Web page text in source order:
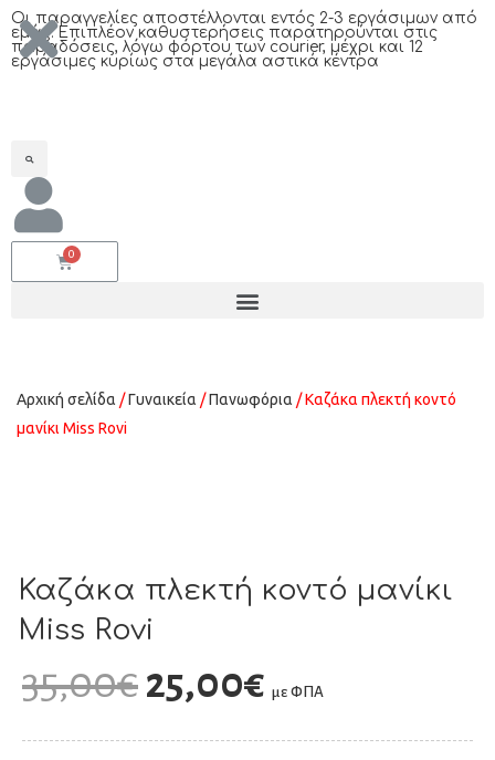
Oι παραγγελίες αποστέλλονται εντός 2-3 εργάσιμων από
εμάς. Επιπλέον καθυστερήσεις παρατηρούνται στις
παραδόσεις, λόγω φόρτου των courier, μέχρι και 12
εργάσιμες κυρίως στα μεγάλα αστικά κέντρα
Αρχική σελίδα /Γυναικεία /Πανωφόρια / Καζάκα πλεκτή κοντό
μανίκι Miss Rovi
Καζάκα πλεκτή κοντό μανίκι
Miss Rovi
35,00€ 25,00€ με ΦΠΑ